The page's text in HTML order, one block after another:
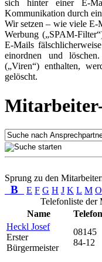
sich hinter einer E-
Kommunikation durch
Wir setzen – wie viele E-
Werbung („SPAM-
E-Mails
einordnen und
(„Viren“) enthalten,
gelöscht.
Sprung zu den
B E F G H J K L M O
Telefonliste der
Name
Telefon
Heckl Josef
Erster
Bürgermeister
08145
84-12